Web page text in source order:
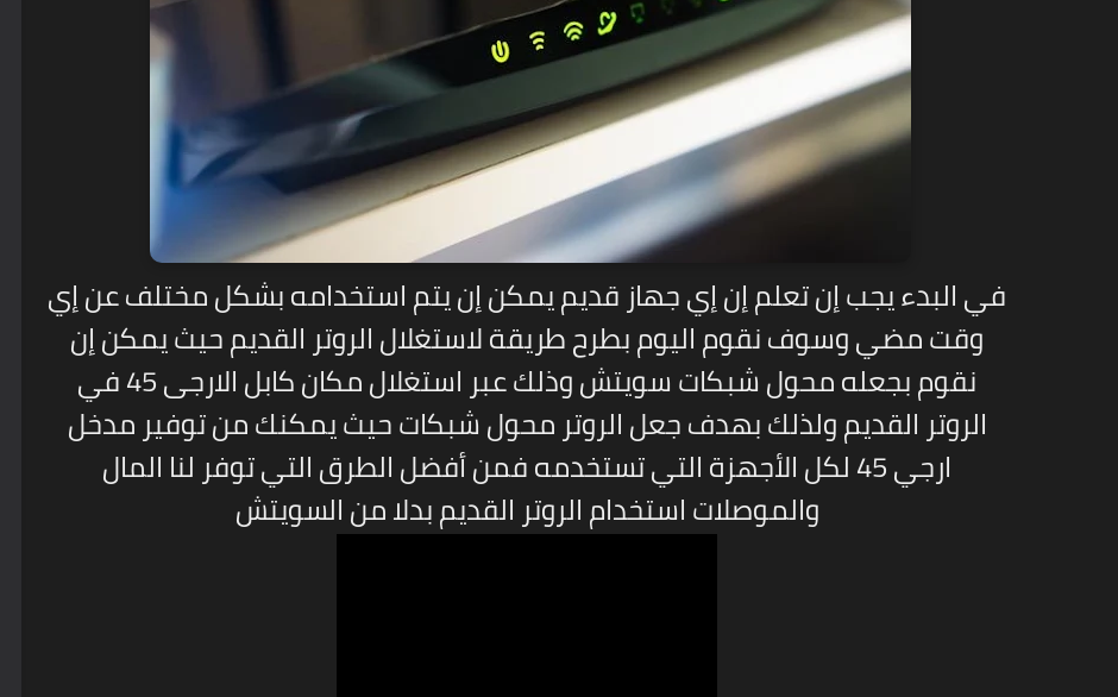
في البدء يجب إن تعلم إن إي جهاز قديم يمكن إن يتم استخدامه بشكل مختلف عن إي
وقت مضي وسوف نقوم اليوم بطرح طريقة لاستغلال الروتر القديم حيث يمكن إن
نقوم بجعله محول شبكات سويتش وذلك عبر استغلال مكان كابل الارجى 45 في
الروتر القديم ولذلك بهدف جعل الروتر محول شبكات حيث يمكنك من توفير مدخل
ارجي 45 لكل الأجهزة التي تستخدمه فمن أفضل الطرق التي توفر لنا المال
والموصلات استخدام الروتر القديم بدلا من السويتش